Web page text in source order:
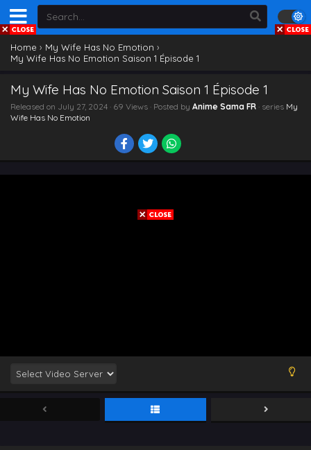
Home › My Wife Has No Emotion ›
My Wife Has No Emotion Saison 1 Épisode 1
My Wife Has No Emotion Saison 1 Épisode 1
Released on July 27, 2024 · 69 Views · Posted by Anime Sama FR · series My
Wife Has No Emotion